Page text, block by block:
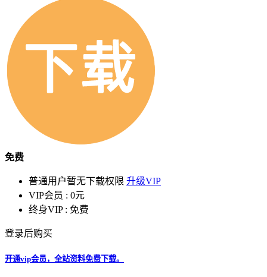
免费
普通用户暂无下载权限 升级VIP
VIP会员 : 0元
终身VIP : 免费
登录后购买
开通vip会员，全站资料免费下载。